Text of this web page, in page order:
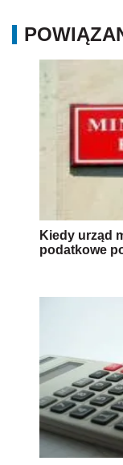
Kiedy urząd
podatkowe